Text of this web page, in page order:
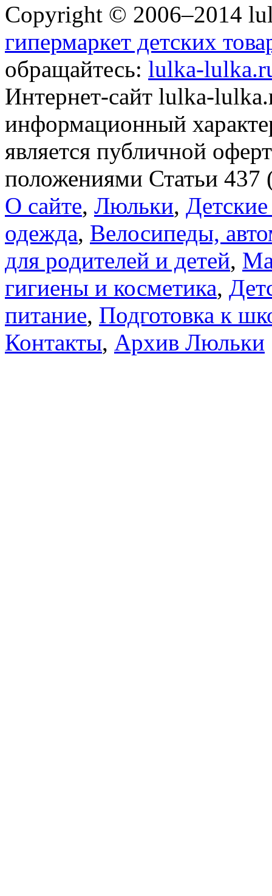
Copyright © 2006–2014
гипермаркет детских
обращайтесь: lulka-
Интернет-сайт lulka-
информационный
является публичной
положениями Статьи
О сайте, Люльки,
одежда, Велосипеды,
для родителей и детей,
гигиены и косметика,
питание, Подготовка к
Контакты, Архив Люльки